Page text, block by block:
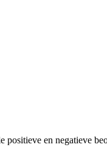
en negatieve